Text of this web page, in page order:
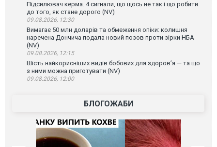
Підсилювач керма. 4 сигнали, що щось не так і що робити
до того, як стане дорого (NV)
09.08.2026, 12:30
Вимагає 50 млн доларів та обмеження опіки: колишня
наречена Дончича подала новий позов проти зірки НБА
(NV)
09.08.2026, 12:15
Шість найкорисніших видів бобових для здоров’я — та що
з ними можна приготувати (NV)
09.08.2026, 12:00
БЛОГОЖАБИ